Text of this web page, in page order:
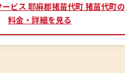
ビス 耶麻郡猪苗代町 猪苗代町の
料金・詳細を見る